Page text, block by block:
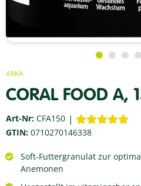
ARKA
CORAL FOOD A,
Art-Nr: CFA150
GTIN: 0710270146338
Soft-Futtergranulat zur
Anemonen